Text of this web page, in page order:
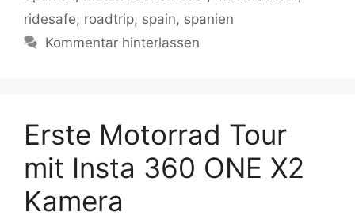
ridesafe, roadtrip, spain, spanien
Kommentar hinterlassen
Erste Motorrad Tour
mit Insta 360 ONE X2
Kamera